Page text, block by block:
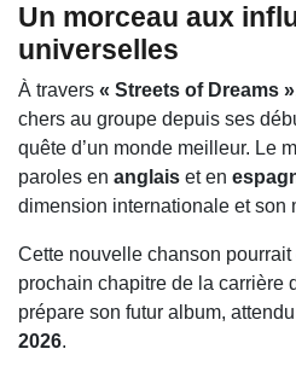
Un morceau aux
universelles
À travers « Streets of Dreams »
chers au groupe depuis ses
quête d’un monde meilleur. Le
paroles en anglais et en
dimension internationale et son
Cette nouvelle chanson
prochain chapitre de la carrière
prépare son futur album,
2026.